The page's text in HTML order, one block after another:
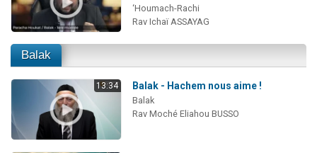
‘Houmach-Rachi
Rav Ichaï ASSAYAG
Balak
13:34 Balak - Hachem nous aime !
Balak
Rav Moché Eliahou BUSSO